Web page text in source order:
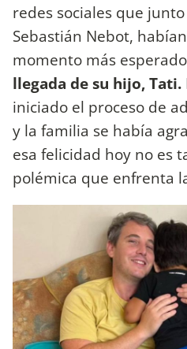
redes sociales que
Sebastián Nebot,
momento más esperado
llegada de su hijo, Tati.
iniciado el proceso de
y la familia se había
esa felicidad hoy no es
polémica que enfrenta